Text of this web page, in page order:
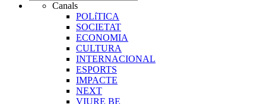
Canals
POLíTICA
SOCIETAT
ECONOMIA
CULTURA
INTERNACIONAL
ESPORTS
IMPACTE
NEXT
VIURE BE